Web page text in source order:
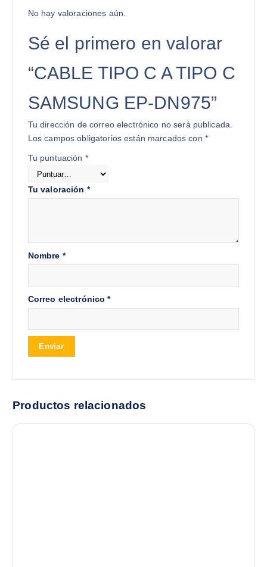
No hay valoraciones aún.
Sé el primero en valorar
“CABLE TIPO C A TIPO C
SAMSUNG EP-DN975”
Tu dirección de correo electrónico no será publicada.
Los campos obligatorios están marcados con *
Tu puntuación *
Tu valoración *
Nombre *
Correo electrónico*
Productos relacionados